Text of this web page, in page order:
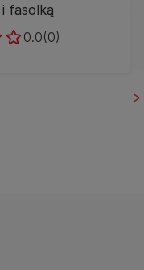
fasolką
0.0(0)